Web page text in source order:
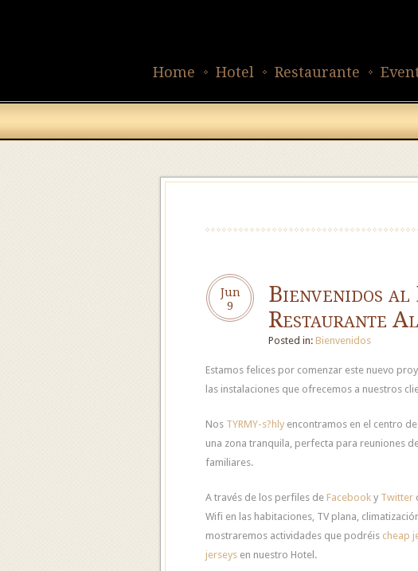
Home Hotel Restaurante
Jun
9
Bienvenidos
Restaurante
Posted in: Bienvenidos
Estamos felices por comenzar este nuevo
las instalaciones que ofrecemos a nuestros
Nos TYRMY-s?hly encontramos en el centro
una zona tranquila, perfecta para reuniones
familiares.
A través de los perfiles de Facebook y Twitter
Wifi en las habitaciones, TV plana,
mostraremos actividades que podréis cheap
jerseys en nuestro Hotel.